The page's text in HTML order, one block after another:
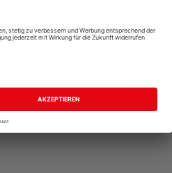
Auf Vorbestellung:
In den